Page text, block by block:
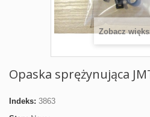
Zobacz
Opaska sprężynująca
Indeks: 3863